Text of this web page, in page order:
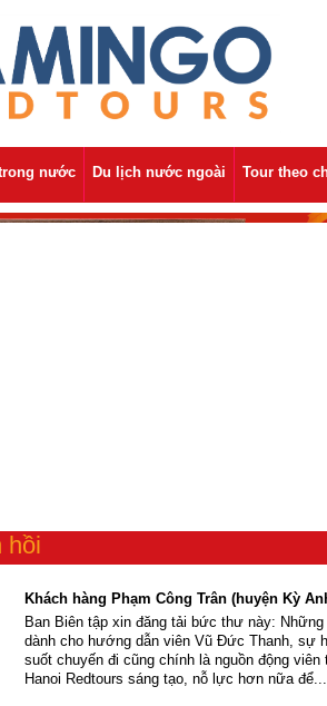
nước Du lịch nước ngoài Tour theo
hồi
Khách hàng Phạm Công Trân (huyện Kỳ
Ban Biên tập xin đăng tải bức thư này:
dành cho hướng dẫn viên Vũ Đức Thanh, sự
suốt chuyến đi cũng chính là nguồn động
Hanoi Redtours sáng tạo, nỗ lực hơn nữa để...